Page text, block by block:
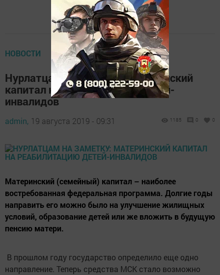
НОВОСТИ
Нурлатцам на заметку: материнский
капитал на реабилитацию детей-
инвалидов
admin, 19 августа 2019 - 09:31 1185 0 0
Материнский (семейный) капитал – наиболее
востребованная федеральная программа. Долгие годы
направить его можно было на улучшение жилищных
условий, образование детей или же вложить в будущую
пенсию матери.
В прошлом году государство определило еще одно
направление. Теперь средства МСК стало возможно